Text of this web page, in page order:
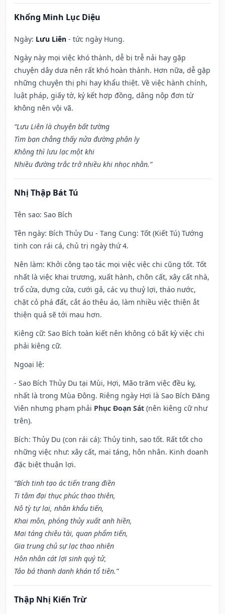
Khổng Minh Lục Diệu
Ngày: Lưu Liên - tức ngày Hung.
Ngày này mọi việc khó thành, dễ bị trễ nải hay gặp
chuyện dây dưa nên rất khó hoàn thành. Hơn nữa, dễ gặp
những chuyện thị phi hay khẩu thiệt. Về việc hành chính,
luật pháp, giấy tờ, ký kết hợp đồng, dâng nộp đơn từ
không nên vội vã.
“Lưu Liên là chuyện bất tường
Tìm bạn chẳng thấy nửa đường phân ly
Không thì lưu lạc một khi
Nhiều đường trắc trở nhiều khi nhọc nhằn.”
Nhị Thập Bát Tú
Tên sao: Sao Bích
Tên ngày: Bích Thủy Du - Tang Cung: Tốt (Kiết Tú) Tướng
tinh con rái cá, chủ trị ngày thứ 4.
Nên làm: Khởi công tạo tác mọi việc việc chi cũng tốt. Tốt
nhất là việc khai trương, xuất hành, chôn cất, xây cất nhà,
trổ cửa, dựng cửa, cưới gả, các vụ thuỷ lợi, tháo nước,
chặt cỏ phá đất, cắt áo thêu áo, làm nhiều việc thiện ắt
thiện quả sẽ tới mau hơn.
Kiêng cữ: Sao Bích toàn kiết nên không có bất kỳ việc chi
phải kiêng cữ.
Ngoại lệ:
- Sao Bích Thủy Du tại Mùi, Hợi, Mão trăm việc đều kỵ,
nhất là trong Mùa Đông. Riêng ngày Hợi là Sao Bích Đăng
Viên nhưng phạm phải Phục Đoạn Sát (nên kiêng cữ như
trên).
Bích: Thủy Du (con rái cá): Thủy tinh, sao tốt. Rất tốt cho
những việc như: xây cất, mai táng, hôn nhân. Kinh doanh
đặc biệt thuận lợi.
“Bích tinh tạo ác tiến trang điền
Ti tâm đại thục phúc thao thiên,
Nô tỳ tự lai, nhân khẩu tiến,
Khai môn, phóng thủy xuất anh hiền,
Mai táng chiêu tài, quan phẩm tiến,
Gia trung chủ sự lạc thao nhiên
Hôn nhân cát lợi sinh quý tử,
Tảo bá thanh danh khán tổ tiên.”
Thập Nhị Kiến Trừ